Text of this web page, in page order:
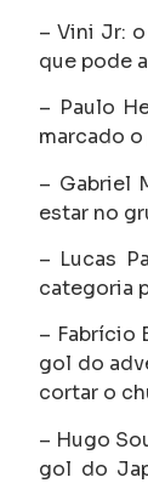
– Vini Jr:
que pode
– Paulo
marcado
– Gabriel
estar no
– Lucas
categoria
– Fabrício
gol do
cortar o
– Hugo
gol do